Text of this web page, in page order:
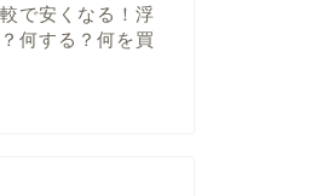
で安くなる！浮
何する？何を買